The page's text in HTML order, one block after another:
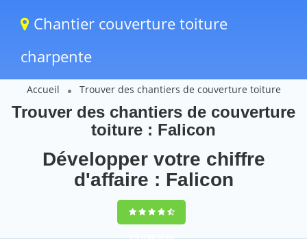
Chantier couverture toiture
charpente
Accueil Trouver des chantiers de couverture toiture
Trouver des chantiers de couverture
toiture : Falicon
Développer votre chiffre
d'affaire : Falicon
9,5(100%)60